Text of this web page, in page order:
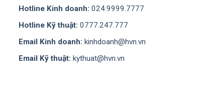
Hotline Kinh doanh: 024.9999.7777
Hotline Kỹ thuật: 0777.247.777
Email Kinh doanh: kinhdoanh@hvn.vn
Email Kỹ thuật: kythuat@hvn.vn